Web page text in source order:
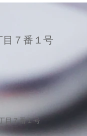
７番１号
目７番１号